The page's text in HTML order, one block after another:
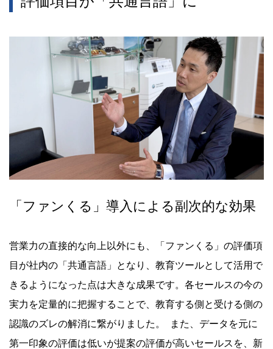
「ファンくる」導入による副次的な効果
営業力の直接的な向上以外にも、「ファンくる」の評価項
目が社内の「共通言語」となり、教育ツールとして活用で
きるようになった点は大きな成果です。各セールスの今の
実力を定量的に把握することで、教育する側と受ける側の
認識のズレの解消に繋がりました。 また、データを元に
第一印象の評価は低いが提案の評価が高いセールスを、新